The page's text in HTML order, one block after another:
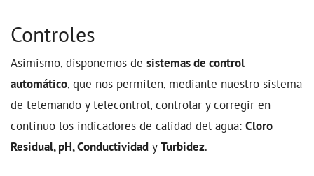
Controles
Asimismo, disponemos de sistemas de control
automático, que nos permiten, mediante nuestro sistema
de telemando y telecontrol, controlar y corregir en
continuo los indicadores de calidad del agua: Cloro
Residual, pH, Conductividad yTurbidez.